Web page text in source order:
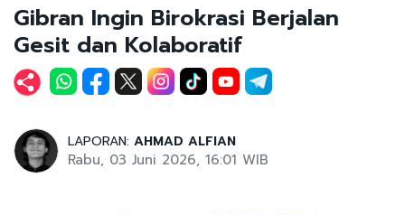
Gibran Ingin Birokrasi Berjalan
Gesit dan Kolaboratif
LAPORAN: AHMAD ALFIAN
Rabu, 03 Juni 2026, 16:01 WIB